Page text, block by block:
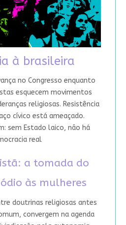
à brasileira
no Congresso enquanto
esquecem movimentos
religiosas. Resistência
cívico está ameaçado.
sem Estado laico, não há
real
a tomada do
às mulheres
doutrinas religiosas antes
convergem na agenda